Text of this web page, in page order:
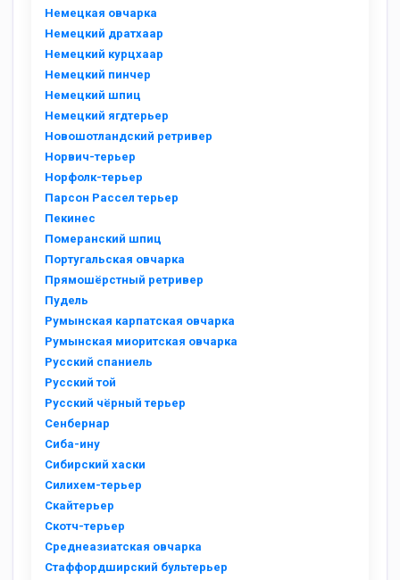
Немецкая овчарка
Немецкий дратхаар
Немецкий курцхаар
Немецкий пинчер
Немецкий шпиц
Немецкий ягдтерьер
Новошотландский ретривер
Норвич-терьер
Норфолк-терьер
Парсон Рассел терьер
Пекинес
Померанский шпиц
Португальская овчарка
Прямошёрстный ретривер
Пудель
Румынская карпатская овчарка
Румынская миоритская овчарка
Русский спаниель
Русский той
Русский чёрный терьер
Сенбернар
Сиба-ину
Сибирский хаски
Силихем-терьер
Скайтерьер
Скотч-терьер
Среднеазиатская овчарка
Стаффордширский бультерьер